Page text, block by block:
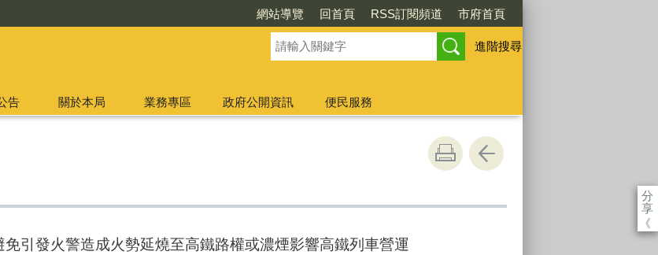
網站導覽 回首頁 RSS訂閱頻道 市府首頁
進階搜尋
告 關於本局 業務專區 政府公開資訊
便民服務
分
享
《
引發火警造成火勢延燒至高鐵路權或濃煙影響高鐵列車營運